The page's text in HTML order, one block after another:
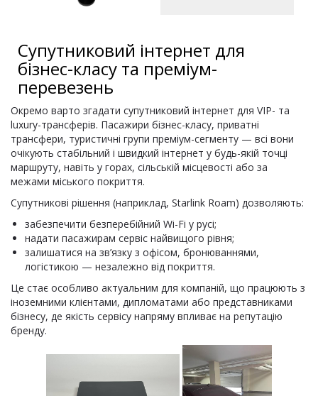
Супутниковий інтернет для
бізнес-класу та преміум-
перевезень
Окремо варто згадати супутниковий інтернет для VIP- та
luxury-трансферів. Пасажири бізнес-класу, приватні
трансфери, туристичні групи преміум-сегменту — всі вони
очікують стабільний і швидкий інтернет у будь-якій точці
маршруту, навіть у горах, сільській місцевості або за
межами міського покриття.
Супутникові рішення (наприклад, Starlink Roam) дозволяють:
забезпечити безперебійний Wi-Fi у русі;
надати пасажирам сервіс найвищого рівня;
залишатися на зв’язку з офісом, бронюваннями,
логістикою — незалежно від покриття.
Це стає особливо актуальним для компаній, що працюють з
іноземними клієнтами, дипломатами або представниками
бізнесу, де якість сервісу напряму впливає на репутацію
бренду.